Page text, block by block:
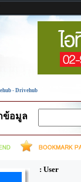
- Drivehub
ข้อมูล
: User